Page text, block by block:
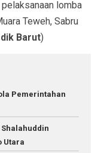
lomba
Teweh, Sabru
Barut)
Pemerintahan
Utara